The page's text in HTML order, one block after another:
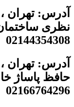
آدرس: تهران
02144354308
آدرس: تهران
حافظ پاساژ
02166764296